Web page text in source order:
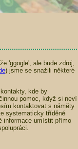
'ggogle', ale bude zdroj,
) jsme se snažili některé
kde by
pomoc, když si neví
kontaktovat s náměty
systematicky tříděné
informace umístit přímo